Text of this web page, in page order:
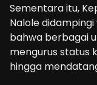
Sementara itu,
Nalole
bahwa berbagai
mengurus status
hingga